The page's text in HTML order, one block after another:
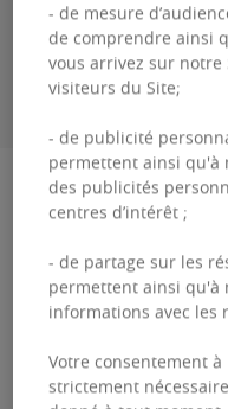
Description
Park Lane -
bureaux du Park
environnement
site est situé le l...
Park
- de mesure
de comprendre ainsi
vous arrivez sur
visiteurs du Site;
- de publicité
permettent ainsi qu'à
des publicités
centres d’intérêt ;
- de partage sur les
permettent ainsi qu'à
informations avec les
Votre consentement
strictement